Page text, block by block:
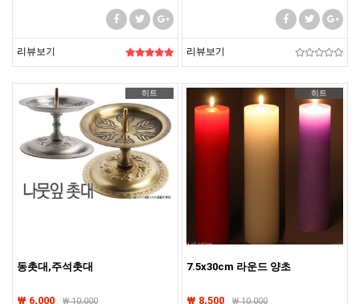
리뷰보기 리뷰보기
히트
동촛대,주석촛대
₩ 6,000 ₩10,000
히트
7.5x30cm 라운드 양초
₩ 8,500 ₩10,000